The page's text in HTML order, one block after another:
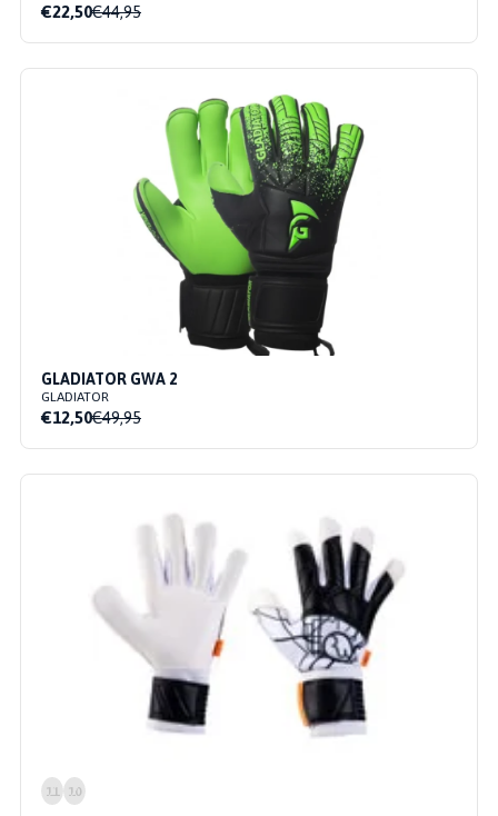
€22,50€44,95
GLADIATOR GWA 2
GLADIATOR
€12,50€49,95
11 10